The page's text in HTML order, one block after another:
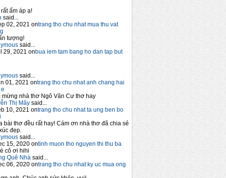
rất ấm áp ạ!
said...
02, 2021 ontrang tho chu nhat mua thu vat
tượng!
said...
29, 2021 onbua iem tam bang ho dan tap but
said...
01, 2021 ontrang tho chu nhat anh chang hai
mừng nhà thơ Ngô Văn Cư thơ hay
Thị Mây said...
10, 2021 ontrang tho chu nhat ta ung ben bo
bài thơ đều rất hay! Cám ơn nhà thơ đã chia sẻ
đẹp.
said...
15, 2020 ontinh muon tho nguyen thi thu ba
cô ơi hihi
Quê Nhà said...
06, 2020 ontrang tho chu nhat ky uc mua ong